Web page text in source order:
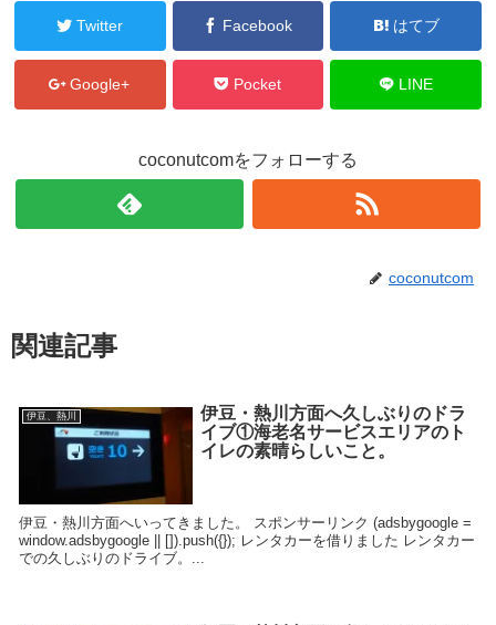
Twitter Facebook はてブ
Google+ Pocket LINE
coconutcomをフォローする
coconutcom
関連記事
伊豆、熱川
伊豆・熱川方面へ久しぶりのドラ
イブ①海老名サービスエリアのト
イレの素晴らしいこと。
伊豆・熱川方面へいってきました。 スポンサーリンク (adsbygoogle =
window.adsbygoogle || []).push({}); レンタカーを借りました レンタカー
での久しぶりのドライブ。...